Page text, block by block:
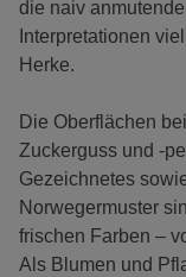
die naiv
Interpretationen
Herke.
Die Oberflächen
Zuckerguss und -
Gezeichnetes
Norwegermuster
frischen Farben –
Als Blumen und